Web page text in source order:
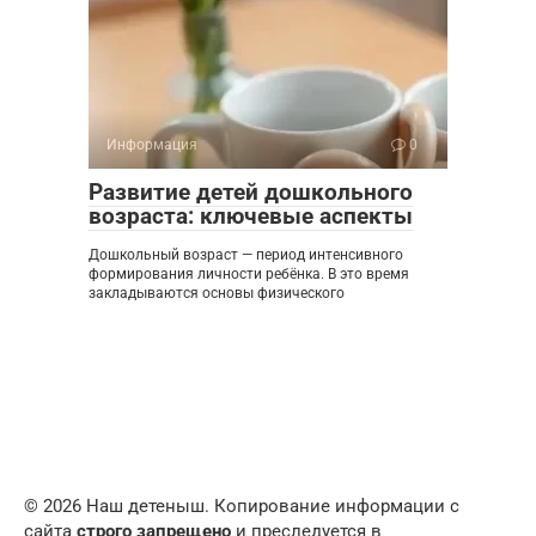
Информация 0
Развитие детей дошкольного
возраста: ключевые аспекты
Дошкольный возраст — период интенсивного
формирования личности ребёнка. В это время
закладываются основы физического
© 2026 Наш детеныш. Копирование информации с
сайта строго запрещено и преследуется в